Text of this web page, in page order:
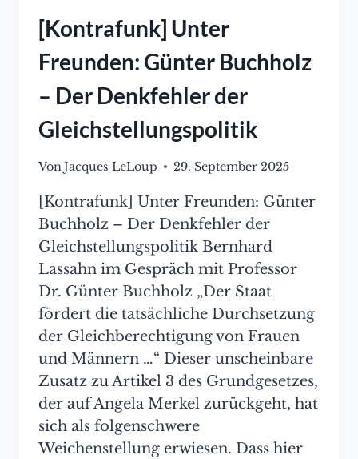
[Kontrafunk] Unter
Freunden: Günter Buchholz
– Der Denkfehler der
Gleichstellungspolitik
Von Jacques LeLoup 29. September 2025
[Kontrafunk] Unter Freunden: Günter
Buchholz – Der Denkfehler der
Gleichstellungspolitik Bernhard
Lassahn im Gespräch mit Professor
Dr. Günter Buchholz „Der Staat
fördert die tatsächliche Durchsetzung
der Gleichberechtigung von Frauen
und Männern …“ Dieser unscheinbare
Zusatz zu Artikel 3 des Grundgesetzes,
der auf Angela Merkel zurückgeht, hat
sich als folgenschwere
Weichenstellung erwiesen. Dass hier